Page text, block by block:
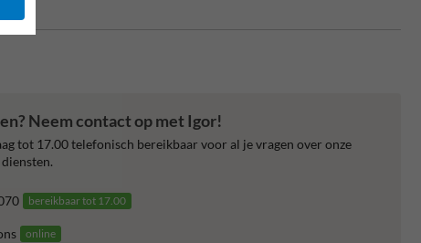
Neem contact op met Igor!
tot 17.00 telefonisch bereikbaar voor al je vragen over onze
bereikbaar tot 17.00
online